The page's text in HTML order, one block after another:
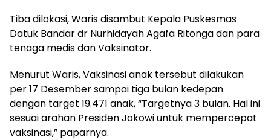
Tiba dilokasi, Waris disambut Kepala Puskesmas
Datuk Bandar dr Nurhidayah Agafa Ritonga dan para
tenaga medis dan Vaksinator.
Menurut Waris, Vaksinasi anak tersebut dilakukan
per 17 Desember sampai tiga bulan kedepan
dengan target 19.471 anak, “Targetnya 3 bulan. Hal ini
sesuai arahan Presiden Jokowi untuk mempercepat
vaksinasi,” paparnya.